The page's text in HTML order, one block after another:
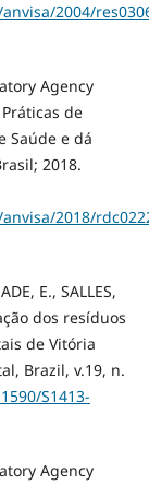
2004/
Agency
de
Saúde e dá
2018.
2018/
E., SALLES,
dos resíduos
de Vitória
Brazil, v.19, n.
S1413-
Agency